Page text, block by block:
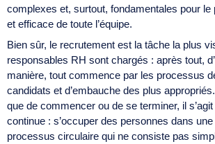
complexes et, surtout, fondamentales pour le
et efficace de toute l’équipe.
Bien sûr, le recrutement est la tâche la plus
responsables RH sont chargés : après tout,
manière, tout commence par les processus
candidats et d’embauche des plus
que de commencer ou de se terminer, il s’agit
continue : s’occuper des personnes dans
processus circulaire qui ne consiste pas